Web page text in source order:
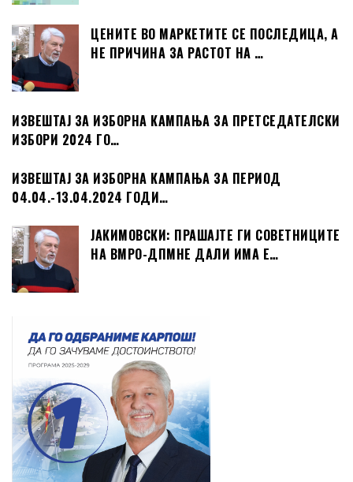
ЦЕНИТЕ ВО МАРКЕТИТЕ СЕ ПОСЛЕДИЦА, А
НЕ ПРИЧИНА ЗА РАСТОТ НА …
ИЗВЕШТАЈ ЗА ИЗБОРНА КАМПАЊА ЗА ПРЕТСЕДАТЕЛСКИ
ИЗБОРИ 2024 ГО…
ИЗВЕШТАЈ ЗА ИЗБОРНА КАМПАЊА ЗА ПЕРИОД
04.04.-13.04.2024 ГОДИ…
ЈАКИМОВСКИ: ПРАШАЈТЕ ГИ СОВЕТНИЦИТЕ
НА ВМРО-ДПМНЕ ДАЛИ ИМА Е…